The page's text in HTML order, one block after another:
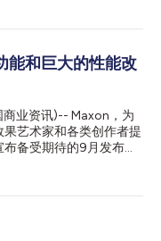
升级和工具，包括
使三维视觉特效艺术
利用新的Cinema 4D
真系统集成后，艺术家
的一系列仿真类型
动。使用Redshift渲染粒
景。资产浏览器中提供
任何项目提供了创意选
能和巨大的性能改
业资讯)-- Maxon，为
艺术家和各类创作者提
备受期待的9月发布与
Trapcode 2024，艺术家
制打开了一个新的维